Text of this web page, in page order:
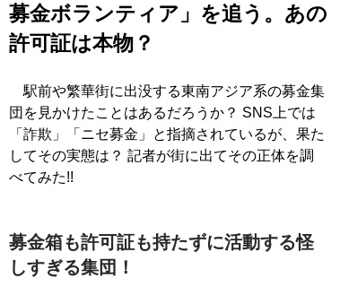
募金ボランティア」を追う。あの
許可証は本物？
駅前や繁華街に出没する東南アジア系の募金集
団を見かけたことはあるだろうか？ SNS上では
「詐欺」「ニセ募金」と指摘されているが、果た
してその実態は？ 記者が街に出てその正体を調
べてみた!!
募金箱も許可証も持たずに活動する怪
しすぎる集団！